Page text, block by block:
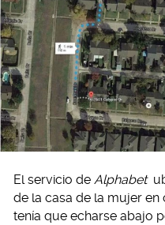
El servicio de Alphabet
de la casa de la mujer
tenía que echarse abajo